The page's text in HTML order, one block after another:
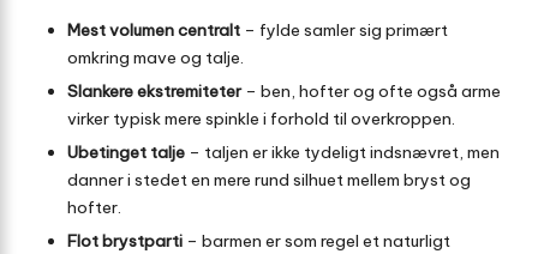
Mest volumen centralt – fylde samler sig primært
omkring mave og talje.
Slankere ekstremiteter– ben, hofter og ofte også arme
virker typisk mere spinkle i forhold til overkroppen.
Ubetinget talje – taljen er ikke tydeligt indsnævret, men
danner i stedet en mere rund silhuet mellem bryst og
hofter.
Flot brystparti – barmen er som regel et naturligt